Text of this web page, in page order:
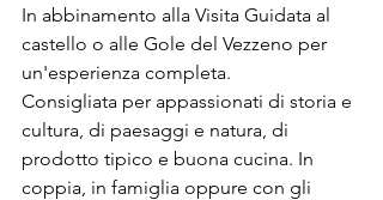
In abbinamento alla Visita Guidata al
castello o alle Gole del Vezzeno per
un'esperienza completa.
Consigliata per appassionati di storia e
cultura, di paesaggi e natura, di
prodotto tipico e buona cucina. In
coppia, in famiglia oppure con gli